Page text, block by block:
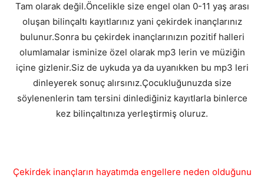
Tam olarak değil.Öncelikle size engel olan 0-11 yaş arası
oluşan bilinçaltı kayıtlarınız yani çekirdek inançlarınız
bulunur.Sonra bu çekirdek inançlarınızın pozitif halleri
olumlamalar isminize özel olarak mp3 lerin ve müziğin
içine gizlenir.Siz de uykuda ya da uyanıkken bu mp3 leri
dinleyerek sonuç alırsınız.Çocukluğunuzda size
söylenenlerin tam tersini dinlediğiniz kayıtlarla binlerce
kez bilinçaltınıza yerleştirmiş oluruz.
Çekirdek inançların hayatımda engellere neden olduğunu